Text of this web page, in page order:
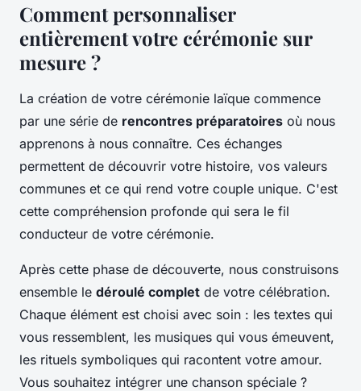
Comment personnaliser
entièrement votre cérémonie sur
mesure ?
La création de votre cérémonie laïque commence
par une série de rencontres préparatoires où nous
apprenons à nous connaître. Ces échanges
permettent de découvrir votre histoire, vos valeurs
communes et ce qui rend votre couple unique. C'est
cette compréhension profonde qui sera le fil
conducteur de votre cérémonie.
Après cette phase de découverte, nous construisons
ensemble le déroulé complet de votre célébration.
Chaque élément est choisi avec soin : les textes qui
vous ressemblent, les musiques qui vous émeuvent,
les rituels symboliques qui racontent votre amour.
Vous souhaitez intégrer une chanson spéciale ?